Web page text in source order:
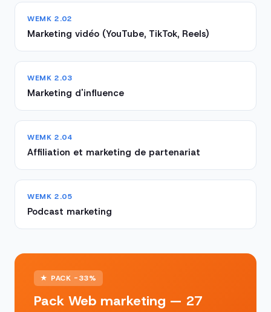
WEMK 2.02
Marketing vidéo (YouTube, TikTok, Reels)
WEMK 2.03
Marketing d'influence
WEMK 2.04
Affiliation et marketing de partenariat
WEMK 2.05
Podcast marketing
★ PACK -33%
Pack Web marketing — 27